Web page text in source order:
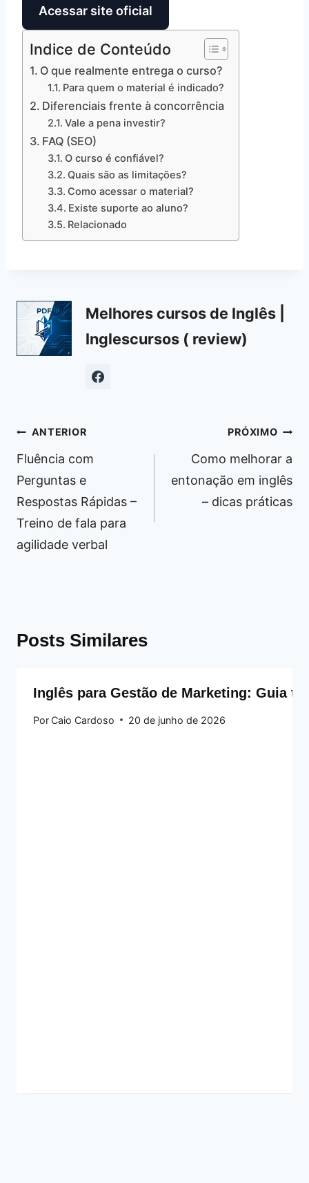
Acessar site oficial
Indice de Conteúdo
O que realmente entrega o curso?
Para quem o material é indicado?
Diferenciais frente à concorrência
Vale a pena investir?
FAQ (SEO)
O curso é confiável?
Quais são as limitações?
Como acessar o material?
Existe suporte ao aluno?
Relacionado
Melhores cursos de Inglês |
Inglescursos ( review)
Navegação
de
Post
ANTERIOR
Fluência com
Perguntas e
Respostas Rápidas –
Treino de fala para
agilidade verbal
PRÓXIMO
Como melhorar a
entonação em inglês
– dicas práticas
Posts Similares
Inglês para Gestão de Marketing: Guia
PorCaio Cardoso 20 de junho de 2026